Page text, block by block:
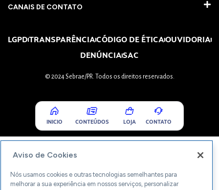
CANAIS DE CONTATO
LGPDTRANSPARÊNCIACÓDIGO DE ÉTICAOUVIDORIA
DENÚNCIASAC
© 2024 Sebrae/PR. Todos os direitos reservados.
INICIO CONTEÚDOS LOJA CONTATO
Aviso de Cookies
Nós usamos cookies e outras tecnologias semelhantes para
melhorar a sua experiência em nossos serviços, personalizar